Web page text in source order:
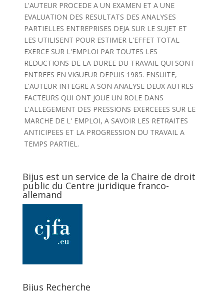
L'AUTEUR PROCEDE A UN EXAMEN ET A UNE
EVALUATION DES RESULTATS DES ANALYSES
PARTIELLES ENTREPRISES DEJA SUR LE SUJET ET
LES UTILISENT POUR ESTIMER L'EFFET TOTAL
EXERCE SUR L'EMPLOI PAR TOUTES LES
REDUCTIONS DE LA DUREE DU TRAVAIL QUI SONT
ENTREES EN VIGUEUR DEPUIS 1985. ENSUITE,
L'AUTEUR INTEGRE A SON ANALYSE DEUX AUTRES
FACTEURS QUI ONT JOUE UN ROLE DANS
L'ALLEGEMENT DES PRESSIONS EXERCEEES SUR LE
MARCHE DE L' EMPLOI, A SAVOIR LES RETRAITES
ANTICIPEES ET LA PROGRESSION DU TRAVAIL A
TEMPS PARTIEL.
Bijus est un service de la Chaire de droit
public du Centre juridique franco-
allemand
Bijus Recherche